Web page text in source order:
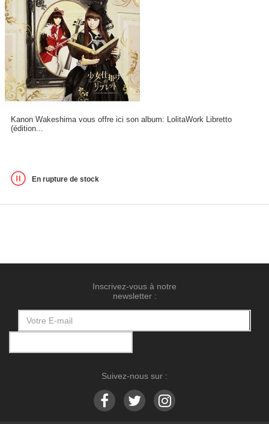
Kanon Wakeshima vous offre ici son album: LolitaWork Libretto
(édition...
En rupture de stock
Inscrivez-vous à notre
newsletter :
Suivez-nous sur :